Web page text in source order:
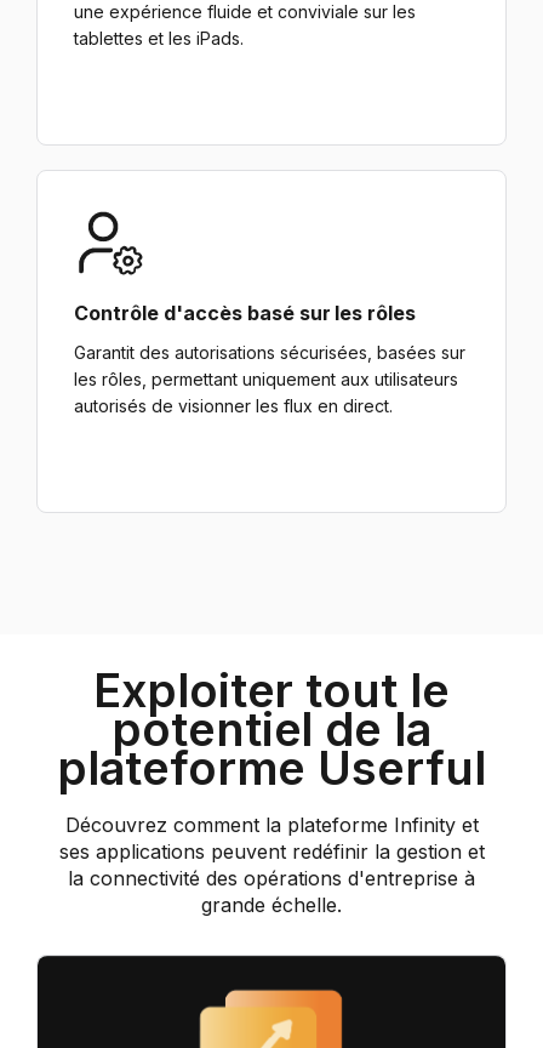
une expérience fluide et conviviale sur les
tablettes et les iPads.
Contrôle d'accès basé sur les rôles
Garantit des autorisations sécurisées, basées sur
les rôles, permettant uniquement aux utilisateurs
autorisés de visionner les flux en direct.
Exploiter tout le
potentiel de la
plateforme Userful
Découvrez comment la plateforme Infinity et
ses applications peuvent redéfinir la gestion et
la connectivité des opérations d'entreprise à
grande échelle.